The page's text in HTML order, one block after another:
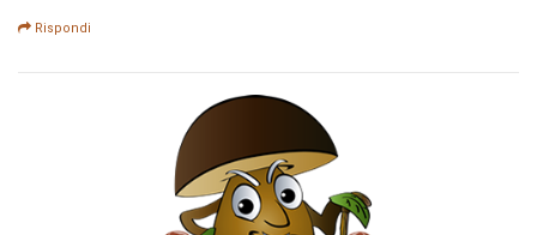
Rispondi